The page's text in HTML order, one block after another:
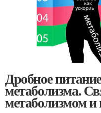
Дробное
метаболизма.
метаболизмом и